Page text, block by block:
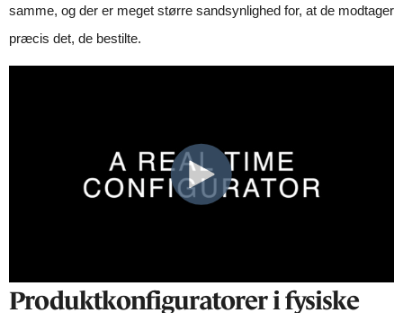
samme, og der er meget større sandsynlighed for, at de modtager
præcis det, de bestilte.
Produktkonfiguratorer i fysiske